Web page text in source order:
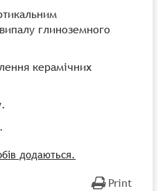
глиноземного
керамічних
додаються.
Print